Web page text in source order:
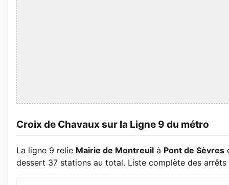
Croix de Chavaux sur la Ligne 9 du métro
La ligne 9 relie Mairie de Montreuil à Pont de Sèvres
dessert 37 stations au total. Liste complète des arrêts